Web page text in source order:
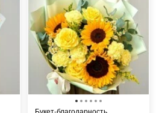
Букет-благодарность